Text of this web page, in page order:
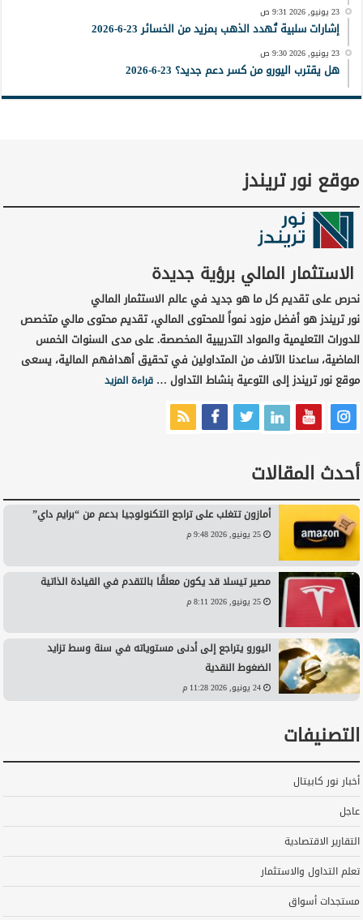
23 يونيو, 2026 9:31 ص
إشارات سلبية تُهدد الذهب بمزيد من الخسائر 23-6-2026
23 يونيو, 2026 9:30 ص
هل يقترب اليورو من كسر دعم جديد؟ 23-6-2026
موقع نور تريندز
الاستثمار المالي برؤية جديدة
نحرص على تقديم كل ما هو جديد في عالم الاستثمار المالي
نور تريندز هو أفضل مزود نمواً للمحتوى المالي، تقديم محتوى مالي متخصص
للدورات التعليمية والمواد التدريبية المخصصة. على مدى السنوات الخمس
الماضية، ساعدنا الآلاف من المتداولين في تحقيق أهدافهم المالية، يسعى
موقع نور تريندز إلى التوعية بنشاط التداول …قراءة المزيد
أحدث المقالات
أمازون تتغلب على تراجع التكنولوجيا بدعم من “برايم داي”
25 يونيو, 2026 9:48 م
مصير تيسلا قد يكون معلقًا بالتقدم في القيادة الذاتية
25 يونيو, 2026 8:11 م
اليورو يتراجع إلى أدنى مستوياته في سنة وسط تزايد
الضغوط النقدية
24 يونيو, 2026 11:28 م
التصنيفات
أخبار نور كابيتال
عاجل
التقارير الاقتصادية
تعلم التداول والاستثمار
مستجدات أسواق